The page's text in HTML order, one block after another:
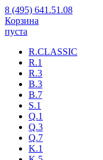
8 (495) 641.51.08
Корзина
пуста
R.CLASSIC
R.1
R.3
B.3
B.7
S.1
Q.1
Q.3
Q.7
K.1